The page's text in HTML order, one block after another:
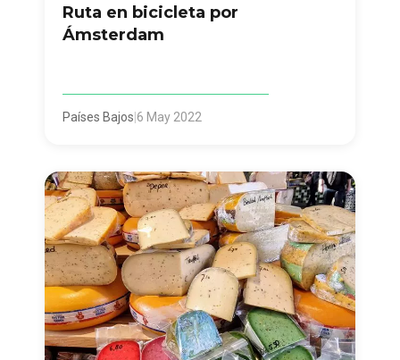
Ruta en bicicleta por
Ámsterdam
Países Bajos 6 May 2022